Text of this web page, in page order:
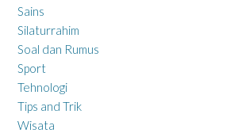
Sains
Silaturrahim
Soal dan Rumus
Sport
Tehnologi
Tips and Trik
Wisata